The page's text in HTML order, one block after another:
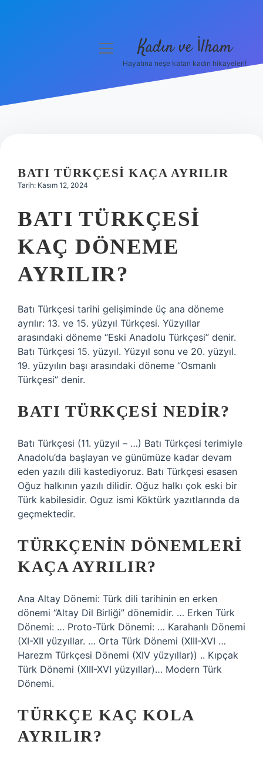
Hakkımızda
menüyü
Kadın ve İlham
Hayatına neşe katan kadın hikayeleri!
BATI TÜRKÇESI KAÇA AYRILIR
Tarih: Kasım 12, 2024
BATI TÜRKÇESI
KAÇ DÖNEME
AYRILIR?
Batı Türkçesi tarihi gelişiminde üç ana döneme
ayrılır: 13. ve 15. yüzyıl Türkçesi. Yüzyıllar
arasındaki döneme “Eski Anadolu Türkçesi” denir.
Batı Türkçesi 15. yüzyıl. Yüzyıl sonu ve 20. yüzyıl.
19. yüzyılın başı arasındaki döneme “Osmanlı
Türkçesi” denir.
BATI TÜRKÇESI NEDIR?
Batı Türkçesi (11. yüzyıl – …) Batı Türkçesi terimiyle
Anadolu’da başlayan ve günümüze kadar devam
eden yazılı dili kastediyoruz. Batı Türkçesi esasen
Oğuz halkının yazılı dilidir. Oğuz halkı çok eski bir
Türk kabilesidir. Oguz ismi Köktürk yazıtlarında da
geçmektedir.
TÜRKÇENIN DÖNEMLERI
KAÇA AYRILIR?
Ana Altay Dönemi: Türk dili tarihinin en erken
dönemi “Altay Dil Birliği” dönemidir. … Erken Türk
Dönemi: … Proto-Türk Dönemi: … Karahanlı Dönemi
(XI-XII yüzyıllar. … Orta Türk Dönemi (XIII-XVI …
Harezm Türkçesi Dönemi (XIV yüzyıllar)) .. Kıpçak
Türk Dönemi (XIII-XVI yüzyıllar)… Modern Türk
Dönemi.
TÜRKÇE KAÇ KOLA
AYRILIR?